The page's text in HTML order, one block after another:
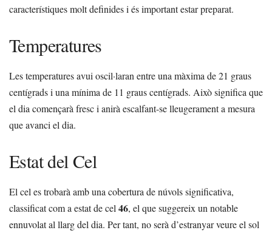
característiques molt definides i és important estar preparat.
Temperatures
Les temperatures avui oscil·laran entre una màxima de 21 graus
centígrads i una mínima de 11 graus centígrads. Això significa que
el dia començarà fresc i anirà escalfant-se lleugerament a mesura
que avanci el dia.
Estat del Cel
El cel es trobarà amb una cobertura de núvols significativa,
classificat com a estat de cel46, el que suggereix un notable
ennuvolat al llarg del dia. Per tant, no serà d’estranyar veure el sol